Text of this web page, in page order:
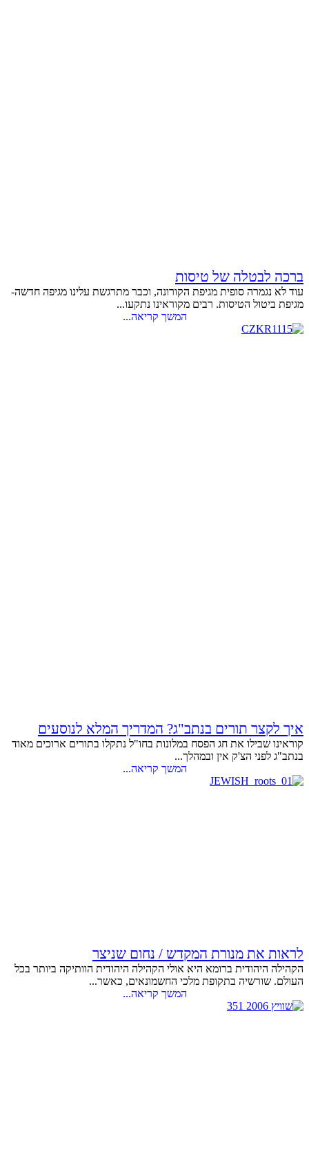
ברכה לבטלה של טיסות
עוד לא נגמרה סופית מגיפת הקורונה, וכבר מתרגשת עלינו מגיפה חדשה-
מגיפת ביטול הטיסות. רבים מקוראינו נתקעו...
המשך קריאה...
איך לקצר תורים בנתב"ג? המדריך המלא לנוסעים
קוראינו שבילו את חג הפסח במלונות בחו"ל נתקלו בתורים ארוכים מאוד
בנתב"ג לפני הצ'ק אין ובמהלך...
המשך קריאה...
לראות את מנורת המקדש / נחום שניצר
הקהילה היהודית ברומא היא אולי הקהילה היהודית הוותיקה ביותר בכל
העולם. שורשיה בתקופת מלכי החשמונאים, כאשר...
המשך קריאה...